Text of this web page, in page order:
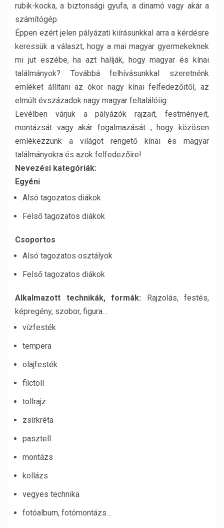
rubik-kocka, a biztonsági gyufa, a dinamó vagy akár a
számítógép.
Éppen ezért jelen pályázati kiírásunkkal arra a kérdésre
keressük a választ, hogy a mai magyar gyermekeknek
mi jut eszébe, ha azt hallják, hogy magyar és kínai
találmányok? Továbbá felhívásunkkal szeretnénk
emléket állítani az ókor nagy kínai felfedezőitől, az
elmúlt évszázadok nagy magyar feltalálóiig.
Levélben várjuk a pályázók rajzait, festményeit,
montázsát vagy akár fogalmazását…, hogy közösen
emlékezzünk a világot rengető kínai és magyar
találmányokra és azok felfedezőire!
Nevezési kategóriák:
Egyéni
Alsó tagozatos diákok
Felső tagozatos diákok
Csoportos
Alsó tagozatos osztályok
Felső tagozatos diákok
Alkalmazott technikák, formák: Rajzolás, festés,
képregény, szobor, figura…
vízfesték
tempera
olajfesték
filctoll
tollrajz
zsírkréta
pasztell
montázs
kollázs
vegyes technika
fotóalbum, fotómontázs…